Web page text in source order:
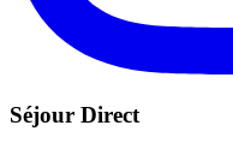
Séjour Direct